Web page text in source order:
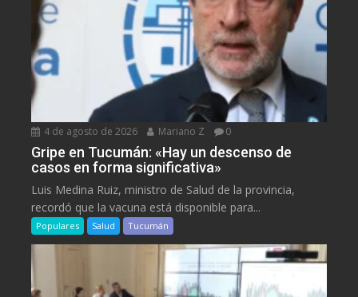
4 de agosto de 2026 Mariano Z 0
Gripe en Tucumán: «Hay un descenso de
casos en forma significativa»
Luis Medina Ruiz, ministro de Salud de la provincia,
recordó que la vacuna está disponible para...
Populares Salud Tucumán